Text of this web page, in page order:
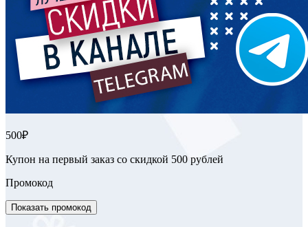
500₽
Купон на первый заказ со скидкой 500 рублей
Промокод
Показать промокод